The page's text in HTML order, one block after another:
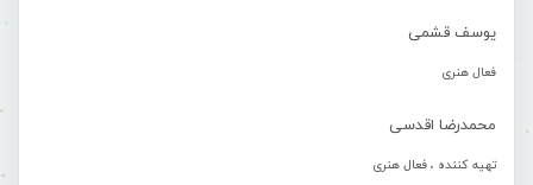
یوسف قشمی
فعال هنری
محمدرضا اقدسی
تهیه کننده ، فعال هنری